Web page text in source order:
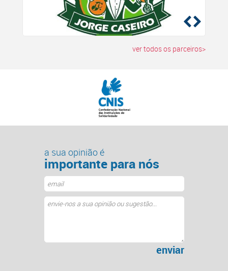
ver todos os parceiros>
a sua opinião é
importante para nós
enviar